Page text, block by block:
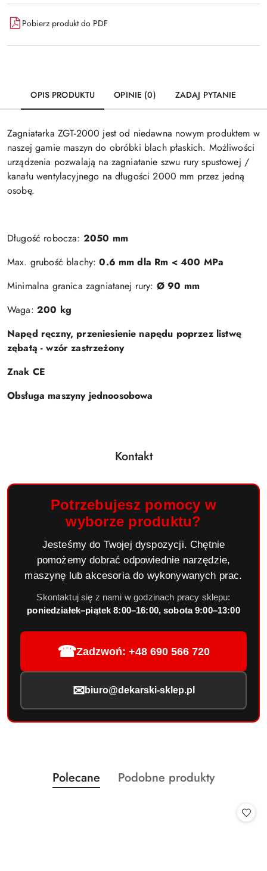
Pobierz produkt do PDF
OPIS PRODUKTU OPINIE (0) ZADAJ PYTANIE
Zagniatarka ZGT-2000 jest od niedawna nowym produktem w
naszej gamie maszyn do obróbki blach płaskich. Możliwości
urządzenia pozwalają na zagniatanie szwu rury spustowej /
kanału wentylacyjnego na długości 2000 mm przez jedną
osobę.
Długość robocza: 2050 mm
Max. grubość blachy:0.6 mm dla Rm < 400 MPa
Minimalna granica zagniatanej rury: Ø 90 mm
Waga: 200 kg
Napęd ręczny, przeniesienie napędu poprzez listwę
zębatą - wzór zastrzeżony
Znak CE
Obsługa maszyny jednoosobowa
Kontakt
Potrzebujesz pomocy w
wyborze produktu?
Jesteśmy do Twojej dyspozycji. Chętnie
pomożemy dobrać odpowiednie narzędzie,
maszynę lub akcesoria do wykonywanych prac.
Skontaktuj się z nami w godzinach pracy sklepu:
poniedziałek–piątek 8:00–16:00, sobota 9:00–13:00
☎Zadzwoń: +48 690 566 720
✉ biuro@dekarski-sklep.pl
Pomiń karuzelę produktów
Produkty
o
Polecane
Produkty
Podobne produkty